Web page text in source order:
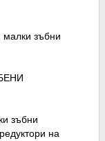
зъбни
зъбни
на